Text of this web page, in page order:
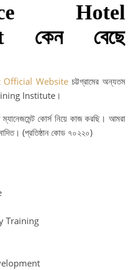
Hotel
কেন বেছে
Official Website চট্টগ্রামের অন্যতম
Institute।
কোর্স নিয়ে কাজ করছি। আমরা
(প্রতিষ্ঠান কোড ৭০২২০)
Training